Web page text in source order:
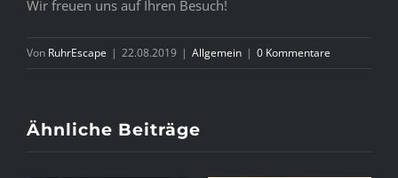
Wir freuen uns auf Ihren Besuch!
Von RuhrEscape | 22.08.2019 | Allgemein | 0 Kommentare
Ähnliche Beiträge